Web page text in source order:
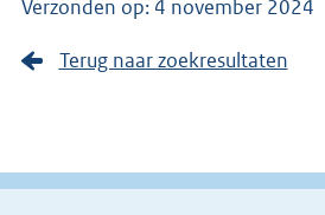
Verzonden op: 4 november 2024
Terug naar zoekresultaten